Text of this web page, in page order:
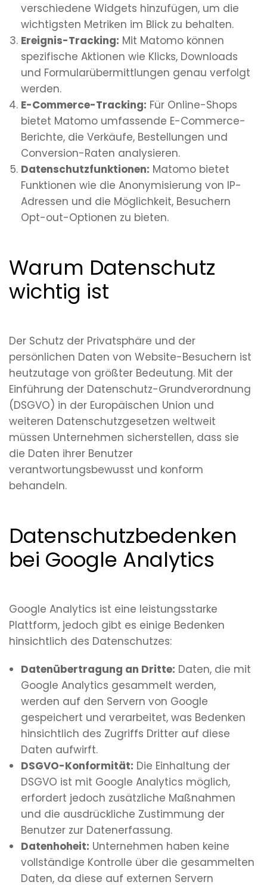
verschiedene Widgets hinzufügen, um die
wichtigsten Metriken im Blick zu behalten.
Ereignis-Tracking: Mit Matomo können
spezifische Aktionen wie Klicks, Downloads
und Formularübermittlungen genau verfolgt
werden.
E-Commerce-Tracking: Für Online-Shops
bietet Matomo umfassende E-Commerce-
Berichte, die Verkäufe, Bestellungen und
Conversion-Raten analysieren.
Datenschutzfunktionen: Matomo bietet
Funktionen wie die Anonymisierung von IP-
Adressen und die Möglichkeit, Besuchern
Opt-out-Optionen zu bieten.
Warum Datenschutz
wichtig ist
Der Schutz der Privatsphäre und der
persönlichen Daten von Website-Besuchern ist
heutzutage von größter Bedeutung. Mit der
Einführung der Datenschutz-Grundverordnung
(DSGVO) in der Europäischen Union und
weiteren Datenschutzgesetzen weltweit
müssen Unternehmen sicherstellen, dass sie
die Daten ihrer Benutzer
verantwortungsbewusst und konform
behandeln.
Datenschutzbedenken
bei Google Analytics
Google Analytics ist eine leistungsstarke
Plattform, jedoch gibt es einige Bedenken
hinsichtlich des Datenschutzes:
Datenübertragung an Dritte: Daten, die mit
Google Analytics gesammelt werden,
werden auf den Servern von Google
gespeichert und verarbeitet, was Bedenken
hinsichtlich des Zugriffs Dritter auf diese
Daten aufwirft.
DSGVO-Konformität: Die Einhaltung der
DSGVO ist mit Google Analytics möglich,
erfordert jedoch zusätzliche Maßnahmen
und die ausdrückliche Zustimmung der
Benutzer zur Datenerfassung.
Datenhoheit: Unternehmen haben keine
vollständige Kontrolle über die gesammelten
Daten, da diese auf externen Servern